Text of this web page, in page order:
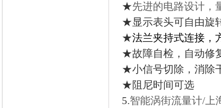
★先进的电路设计，
★显示表头可自由旋
★法兰夹持式连接，
★故障自检，自动修
★小信号切除，消除
★阻尼时间可选
5.智能涡街流量计/上